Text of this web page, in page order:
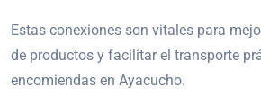
Estas conexiones son vitales para
de productos y facilitar el transporte
encomiendas en Ayacucho.